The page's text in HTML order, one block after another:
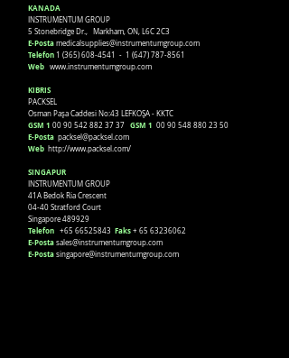
KANADA
INSTRUMENTUM GROUP
5 Stonebridge Dr., Markham, ON, L6C 2C3
E-Posta medicalsupplies@instrumentumgroup.com
Telefon 1 (365) 608-4541 - 1 (647) 787-8561
Web www.instrumentumgroup.com
KIBRIS
PACKSEL
Osman Paşa Caddesi No:43 LEFKOŞA - KKTC
GSM 1 00 90 542 882 37 37 GSM 1 00 90 548 880 23 50
E-Posta packsel@packsel.com
Web http://www.packsel.com/
SINGAPUR
INSTRUMENTUM GROUP
41A Bedok Ria Crescent
04-40 Stratford Court
Singapore 489929
Telefon +65 66525843 Faks + 65 63236062
E-Posta sales@instrumentumgroup.com
E-Posta singapore@instrumentumgroup.com